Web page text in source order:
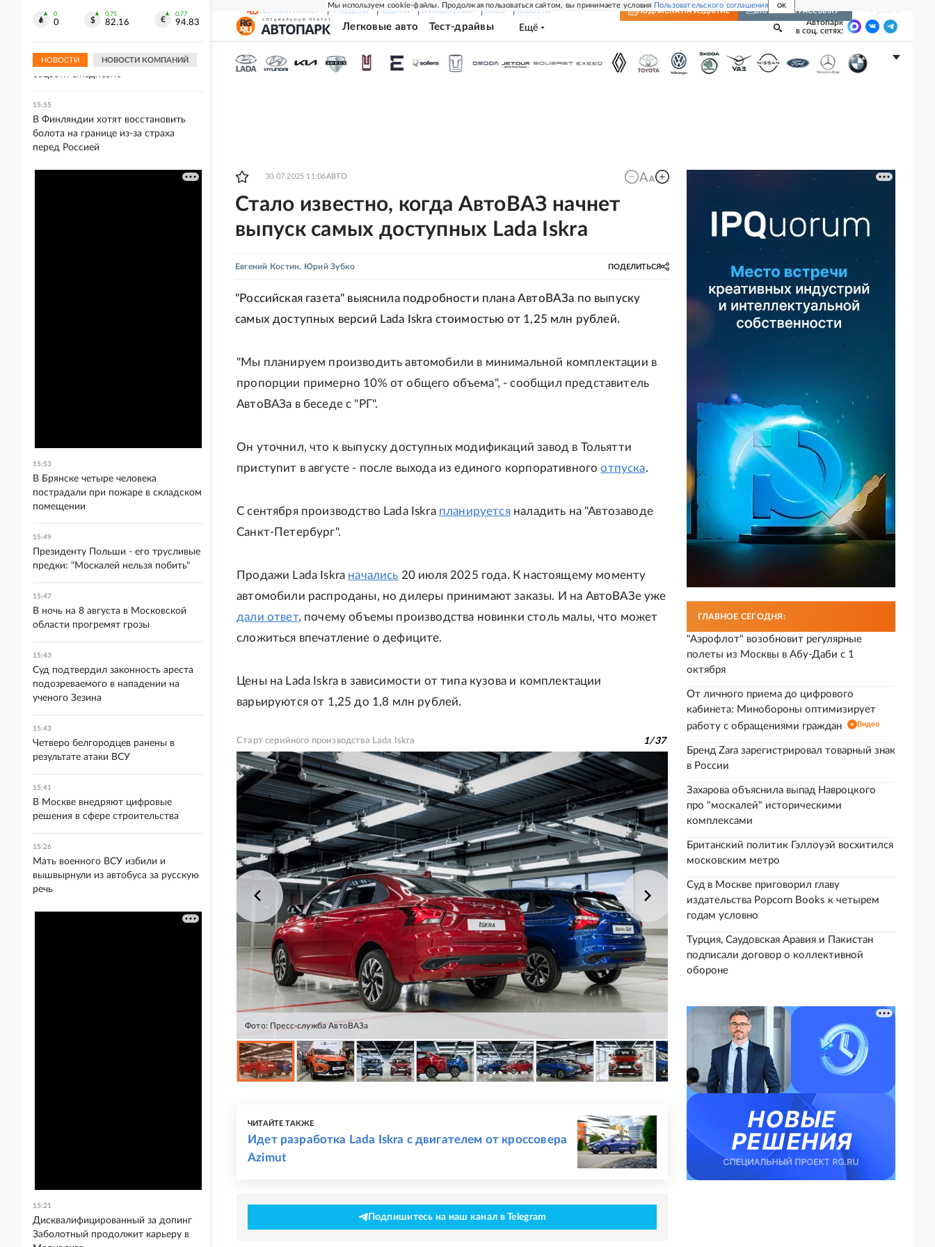
Мы используем cookie-файлы. Продолжая пользоваться сайтом, вы принимаете условия Пользовательского соглашения OK
СВЕЖИЙ НОМЕР РГ-НЕДЕЛЯ РОДИНА ПРИЛОЖЕНИЯ СОЮЗ НОВОСТИ ПОДПИСКА НА ИЗДАНИЕ ВКЛЮЧИТЬ РАССЫЛКУ
Легковые авто Тест-драйвы Ещё
Автопарк
в соц. сетях:
30.07.2025 11:06АВТО
Стало известно, когда АвтоВАЗ начнет
выпуск самых доступных Lada Iskra
Евгений Костин, Юрий Зубко ПОДЕЛИТЬСЯ
"Российская газета" выяснила подробности плана АвтоВАЗа по выпуску
самых доступных версий Lada Iskra стоимостью от 1,25 млн рублей.
"Мы планируем производить автомобили в минимальной комплектации в
пропорции примерно 10% от общего объема", - сообщил представитель
АвтоВАЗа в беседе с "РГ".
Он уточнил, что к выпуску доступных модификаций завод в Тольятти
приступит в августе - после выхода из единого корпоративногоотпуска.
С сентября производство Lada Iskra планируетсяналадить на "Автозаводе
Санкт-Петербург".
Продажи Lada Iskra начались 20 июля 2025 года. К настоящему моменту
автомобили распроданы, но дилеры принимают заказы. И на АвтоВАЗе уже
дали ответ, почему объемы производства новинки столь малы, что может
сложиться впечатление о дефиците.
Цены на Lada Iskra в зависимости от типа кузова и комплектации
варьируются от 1,25 до 1,8 млн рублей.
Старт серийного производства Lada Iskra 1/37
Фото: Пресс-служба АвтоВАЗа
ЧИТАЙТЕ ТАКЖЕ
Идет разработка Lada Iskra с двигателем от кроссовера
Azimut
Подпишитесь на наш канал в Telegram
ГЛАВНОЕ СЕГОДНЯ:
"Аэрофлот" возобновит регулярные
полеты из Москвы в Абу-Даби с 1
октября
От личного приема до цифрового
кабинета: Минобороны оптимизирует
работу с обращениями граждан
Видео
Бренд Zara зарегистрировал товарный знак
в России
Захарова объяснила выпад Навроцкого
про "москалей" историческими
комплексами
Британский политик Гэллоуэй восхитился
московским метро
Суд в Москве приговорил главу
издательства Popcorn Books к четырем
годам условно
Турция, Саудовская Аравия и Пакистан
подписали договор о коллективной
обороне
0
0
0.75
82.16
0.77
94.83
НОВОСТИ НОВОСТИ КОМПАНИЙ
"Одноклассников" переписывается в
соцсети ежедневно
15:55
В Финляндии хотят восстановить
болота на границе из-за страха
перед Россией
15:53
В Брянске четыре человека
пострадали при пожаре в складском
помещении
15:49
Президенту Польши - его трусливые
предки: "Москалей нельзя побить"
15:47
В ночь на 8 августа в Московской
области прогремят грозы
15:43
Суд подтвердил законность ареста
подозреваемого в нападении на
ученого Зезина
15:43
Четверо белгородцев ранены в
результате атаки ВСУ
15:41
В Москве внедряют цифровые
решения в сфере строительства
15:26
Мать военного ВСУ избили и
вышвырнули из автобуса за русскую
речь
15:21
Дисквалифицированный за допинг
Заболотный продолжит карьеру в